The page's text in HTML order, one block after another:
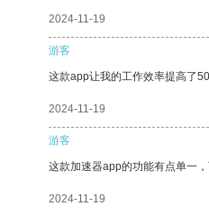
2024-11-19
游客
这款app让我的工作效率提高了
2024-11-19
游客
这款加速器app的功能有点单一
2024-11-19